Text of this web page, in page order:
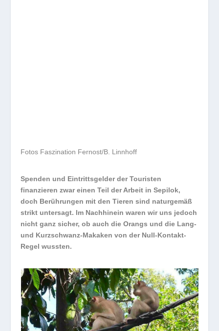
Fotos Faszination Fernost/B. Linnhoff
Spenden und Eintrittsgelder der Touristen
finanzieren zwar einen Teil der Arbeit in Sepilok,
doch Berührungen mit den Tieren sind naturgemäß
strikt untersagt. Im Nachhinein waren wir uns jedoch
nicht ganz sicher, ob auch die Orangs und die Lang-
und Kurzschwanz-Makaken von der Null-Kontakt-
Regel wussten.